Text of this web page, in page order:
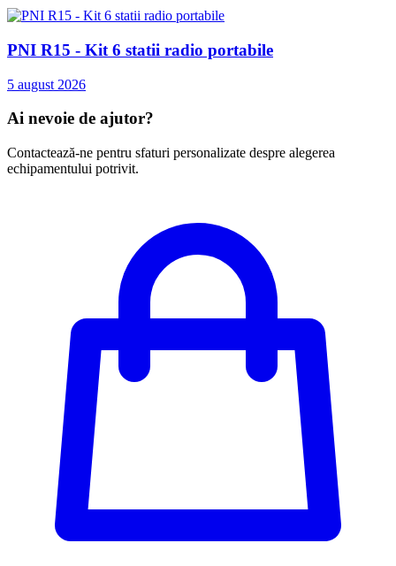
PNI R15 - Kit 6 statii radio portabile
5 august 2026
Ai nevoie de ajutor?
Contactează-ne pentru sfaturi personalizate despre alegerea
echipamentului potrivit.